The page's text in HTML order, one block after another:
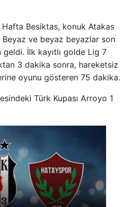
Besiktas, konuk Atakas
Beyaz ve beyaz beyazlar son
geldi. İlk kayıtlı golde Lig 7
3 dakika sonra, hareketsiz
oyunu gösteren 75 dakika.
Türk Kupası Arroyo 1